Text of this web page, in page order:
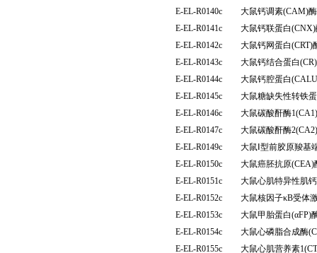
E-EL-R0140c
大鼠钙调素(CAM)
E-EL-R0141c
大鼠钙联蛋白
E-EL-R0142c
大鼠钙网蛋白(CRT)
E-EL-R0143c
大鼠钙结合蛋白
E-EL-R0144c
大鼠钙腔蛋白
E-EL-R0145c
大鼠糖缺失性转铁
E-EL-R0146c
大鼠碳酸酐酶
E-EL-R0147c
大鼠碳酸酐酶
E-EL-R0149c
大鼠Ⅰ型前胶原羧基
E-EL-R0150c
大鼠癌胚抗原
E-EL-R0151c
大鼠心肌特异性肌
E-EL-R0152c
大鼠核因子κB受体
E-EL-R0153c
大鼠甲胎蛋白(αFP)
E-EL-R0154c
大鼠心磷脂合成酶
E-EL-R0155c
大鼠心肌营养素